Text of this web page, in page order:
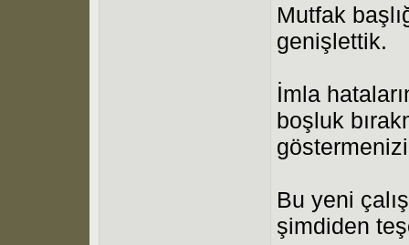
Mutfak
genişlettik.
İmla
boşluk
Bu yeni
şimdiden